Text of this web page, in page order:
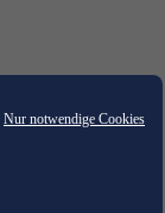
Nur notwendige Cookies